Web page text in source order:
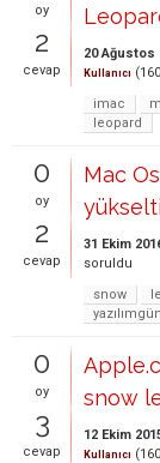
oy
2
cevap
20 Ağustos
Kullanıcı (160
imac
leopard
0
oy
2
cevap
Mac
31 Ekim
soruldu
snow
0
oy
3
cevap
snow
12 Ekim
Kullanıcı (160